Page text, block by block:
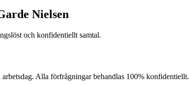
Nielsen
och konfidentiellt samtal.
Alla förfrågningar behandlas 100% konfidentiellt.